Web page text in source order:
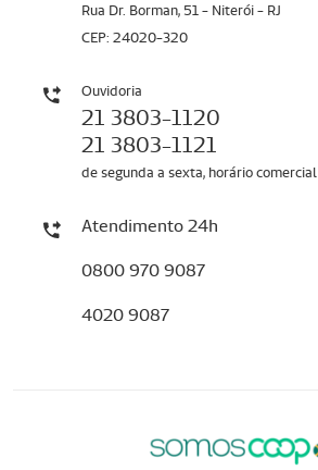
Rua Dr. Borman, 51 - Niterói - RJ
CEP: 24020-320
Ouvidoria
21 3803-1120
21 3803-1121
de segunda a sexta, horário comercial
Atendimento 24h
0800 970 9087
4020 9087